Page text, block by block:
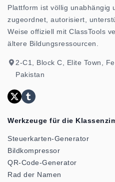
Plattform ist völlig unabhängig
zugeordnet, autorisiert,
Weise offiziell mit ClassTools
ältere Bildungsressourcen.
2-C1, Block C, Elite Town,
Pakistan
Werkzeuge für die
Steuerkarten-Generator
Bildkompressor
QR-Code-Generator
Rad der Namen